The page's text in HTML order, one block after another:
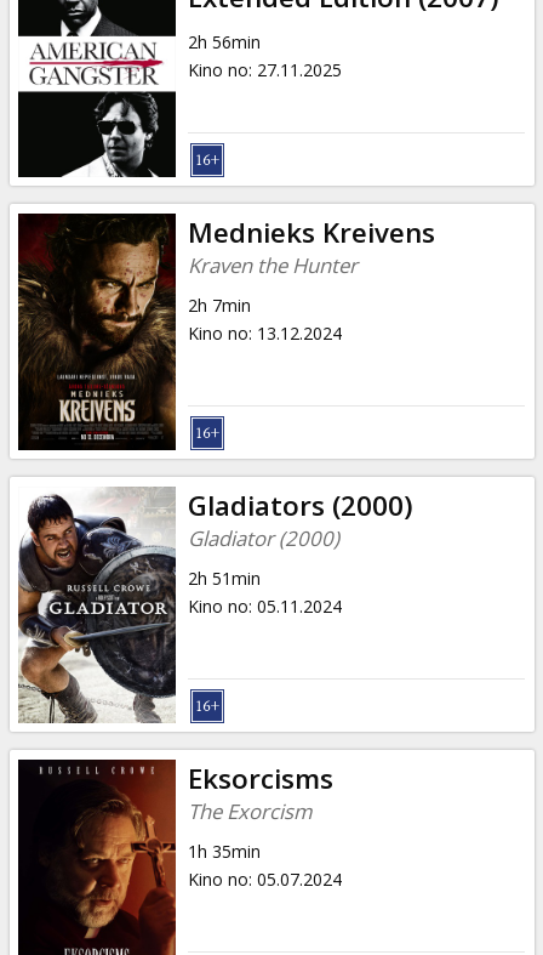
2h 56min
Kino no: 27.11.2025
Mednieks Kreivens
Kraven the Hunter
2h 7min
Kino no: 13.12.2024
Gladiators (2000)
Gladiator (2000)
2h 51min
Kino no: 05.11.2024
Eksorcisms
The Exorcism
1h 35min
Kino no: 05.07.2024